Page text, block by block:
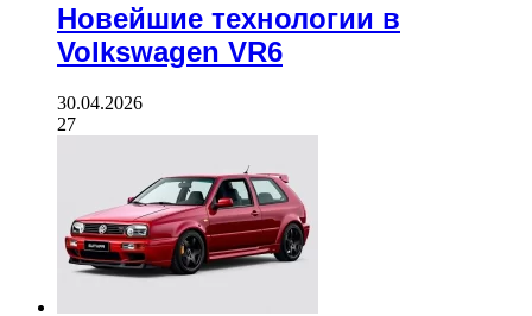
Новейшие технологии в
Volkswagen VR6
30.04.2026
27